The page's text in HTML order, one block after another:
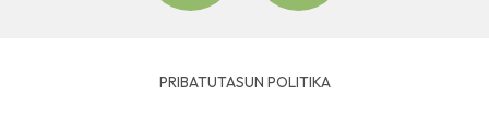
PRIBATUTASUN POLITIKA